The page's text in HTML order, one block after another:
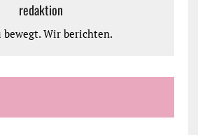
redaktion
bewegt. Wir berichten.